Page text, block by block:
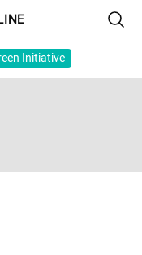
Initiative